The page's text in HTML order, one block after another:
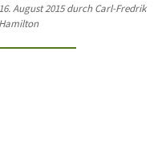
16. August 2015 durch Carl-Fredrik
Hamilton